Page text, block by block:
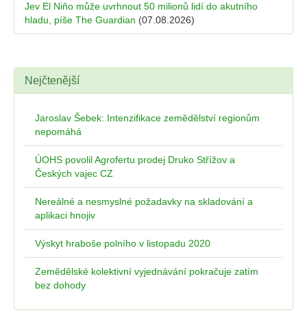
Jev El Niňo může uvrhnout 50 milionů lidí do akutního
hladu, píše The Guardian (07.08.2026)
Nejčtenější
Jaroslav Šebek: Intenzifikace zemědělství regionům
nepomáhá
ÚOHS povolil Agrofertu prodej Druko Střížov a
Českých vajec CZ
Nereálné a nesmyslné požadavky na skladování a
aplikaci hnojiv
Výskyt hraboše polního v listopadu 2020
Zemědělské kolektivní vyjednávání pokračuje zatím
bez dohody